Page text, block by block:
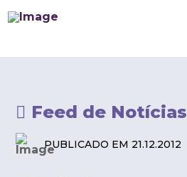
Feed de Notícias
PUBLICADO EM 21.12.2012